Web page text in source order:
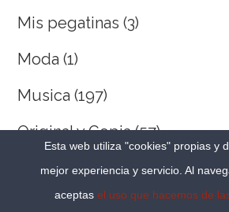
Mis pegatinas (3)
Moda (1)
Musica (197)
Original y Copia(57)
Otros(60)
Palabros(16)
Esta web utiliza "cookies" propias y
mejor experiencia y servicio. Al
aceptas el uso que hacemos de